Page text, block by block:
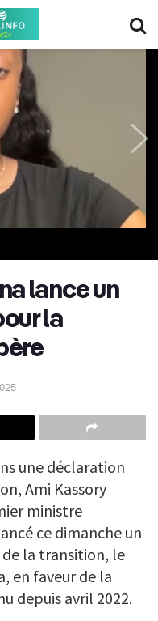
lance un
la
une déclaration
Ami Kassory
ministre
ce dimanche un
la transition, le
en faveur de la
depuis avril 2022.